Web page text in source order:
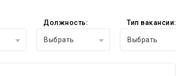
Должность:
Выбрать
Тип вакансии:
Выбрать